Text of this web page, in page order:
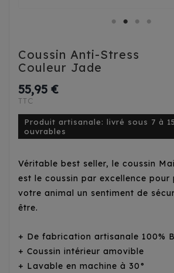
Coussin Anti-Stress
Couleur Jade
55,95 €
TTC
Produit artisanale: livré sous 7 à
ouvrables
Véritable best seller, le coussin
est le coussin par excellence pour
votre animal un sentiment de
être.
+ De fabrication artisanale 100%
+ Coussin intérieur amovible
+ Lavable en machine à 30°